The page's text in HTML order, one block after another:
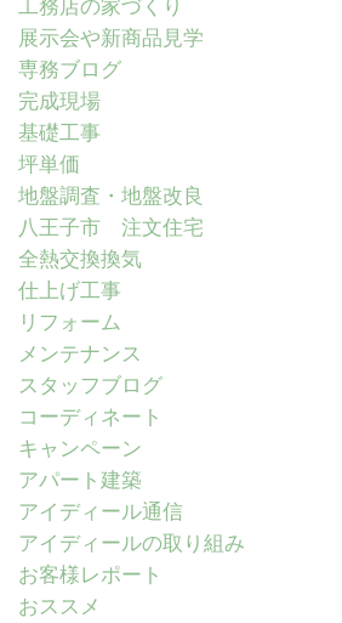
工務店の家づくり
展示会や新商品見学
専務ブログ
完成現場
基礎工事
坪単価
地盤調査・地盤改良
八王子市 注文住宅
全熱交換換気
仕上げ工事
リフォーム
メンテナンス
スタッフブログ
コーディネート
キャンペーン
アパート建築
アイディール通信
アイディールの取り組み
お客様レポート
おススメ